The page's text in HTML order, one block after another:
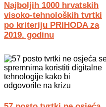
Najboljih 1000 hrvatskih
visoko-tehnoloških tvrtki
po kriteriju PRIHODA za
2019. godinu